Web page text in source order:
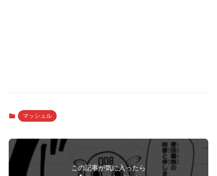
マッシュル
この記事が気に入ったら